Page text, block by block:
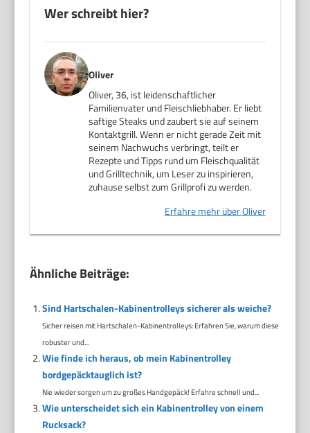
Wer schreibt hier?
Oliver
Oliver, 36, ist leidenschaftlicher
Familienvater und Fleischliebhaber. Er liebt
saftige Steaks und zaubert sie auf seinem
Kontaktgrill. Wenn er nicht gerade Zeit mit
seinem Nachwuchs verbringt, teilt er
Rezepte und Tipps rund um Fleischqualität
und Grilltechnik, um Leser zu inspirieren,
zuhause selbst zum Grillprofi zu werden.
Erfahre mehr über Oliver
Ähnliche Beiträge:
Sind Hartschalen-Kabinentrolleys sicherer als weiche?
Sicher reisen mit Hartschalen-Kabinentrolleys: Erfahren Sie, warum diese
robuster und...
Wie finde ich heraus, ob mein Kabinentrolley
bordgepäcktauglich ist?
Nie wieder sorgen um zu großes Handgepäck! Erfahre schnell und...
Wie unterscheidet sich ein Kabinentrolley von einem
Rucksack?